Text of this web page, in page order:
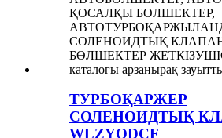
ТУРБОҚАРЖЕР
СОЛЕНОИДТЫҚ
WLZYQDCF